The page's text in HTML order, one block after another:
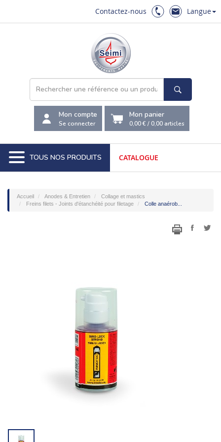
Contactez-nous Langue
Mon compte
Se connecter
Mon panier
0,00 €/0,00 articles
TOUS NOS PRODUITS CATALOGUE
Accueil Anodes & Entretien
Collage et mastics
Freins filets - Joints d'étanchéité pour filetage
Colle anaérob...